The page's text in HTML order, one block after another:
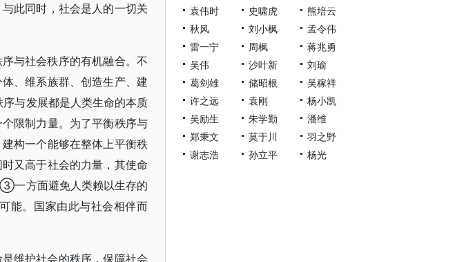
此同时，社会是人的一切关
与社会秩序的有机融合。不
、维系族群、创造生产、建
与发展都是人类生命的本质
限制力量。为了平衡秩序与
构一个能够在整体上平衡秩
又高于社会的力量，其使命
一方面避免人类赖以生存的
能。国家由此与社会相伴而
维护社会的秩序，保障社会
袁伟时
史啸虎
熊培云
秋风
刘小枫
孟令伟
雷一宁
周枫
蒋兆勇
吴伟
沙叶新
刘瑜
葛剑雄
储昭根
吴稼祥
许之远
袁刚
杨小凯
吴励生
朱学勤
潘维
郑秉文
莫于川
羽之野
谢志浩
孙立平 杨光